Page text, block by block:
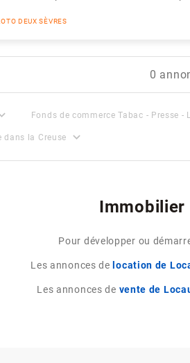
DEUX SÈVRES
0
Fonds de commerce Tabac - Presse
dans la Creuse expand_more
Immobilier
Pour développer ou
Les annonces de location de
Les annonces de vente de